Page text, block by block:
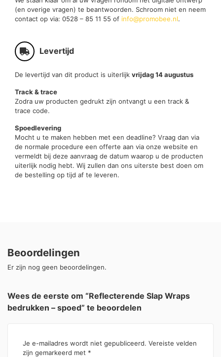
(en overige vragen) te beantwoorden. Schroom niet en neem
contact op via: 0528 – 85 11 55 of info@promobee.nl.
Levertijd
De levertijd van dit product is uiterlijk vrijdag 14 augustus
Track & trace
Zodra uw producten gedrukt zijn ontvangt u een track &
trace code.
Spoedlevering
Mocht u te maken hebben met een deadline? Vraag dan via
de normale procedure een offerte aan via onze website en
vermeldt bij deze aanvraag de datum waarop u de producten
uiterlijk nodig hebt. Wij zullen dan ons uiterste best doen om
de bestelling op tijd af te leveren.
Beoordelingen
Er zijn nog geen beoordelingen.
Wees de eerste om “Reflecterende Slap Wraps
bedrukken – spoed” te beoordelen
Je e-mailadres wordt niet gepubliceerd. Vereiste velden
zijn gemarkeerd met *